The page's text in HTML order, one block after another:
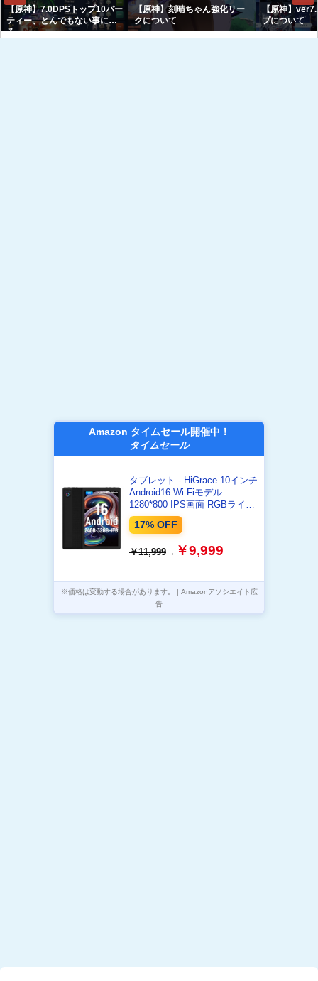
【原神】7.0DPSトップ10パー
ティー、とんでもない事にな
る
【原神】刻晴ちゃん強化リー
クについて
【原神】
プについて
Amazon タイムセール開催中！
タイムセール
タブレット - HiGrace 10インチ
Android16 Wi-Fiモデル
1280*800 IPS画面 RGBライト
搭載 24GB+32GB+1TB拡張
6000mAhバッテリー
ブレット Type-C OTG 無線投
17% OFF
￥11,999→ ￥9,999
※価格は変動する場合があります。 | Amazonアソシエイト広
告